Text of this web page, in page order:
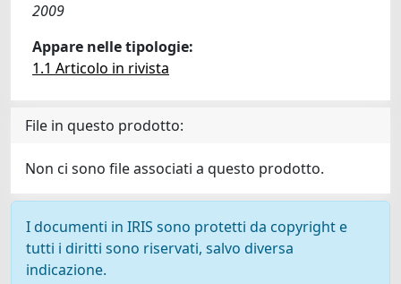
2009
Appare nelle tipologie:
1.1 Articolo in rivista
File in questo prodotto:
Non ci sono file associati a questo prodotto.
I documenti in IRIS sono protetti da copyright e
tutti i diritti sono riservati, salvo diversa
indicazione.